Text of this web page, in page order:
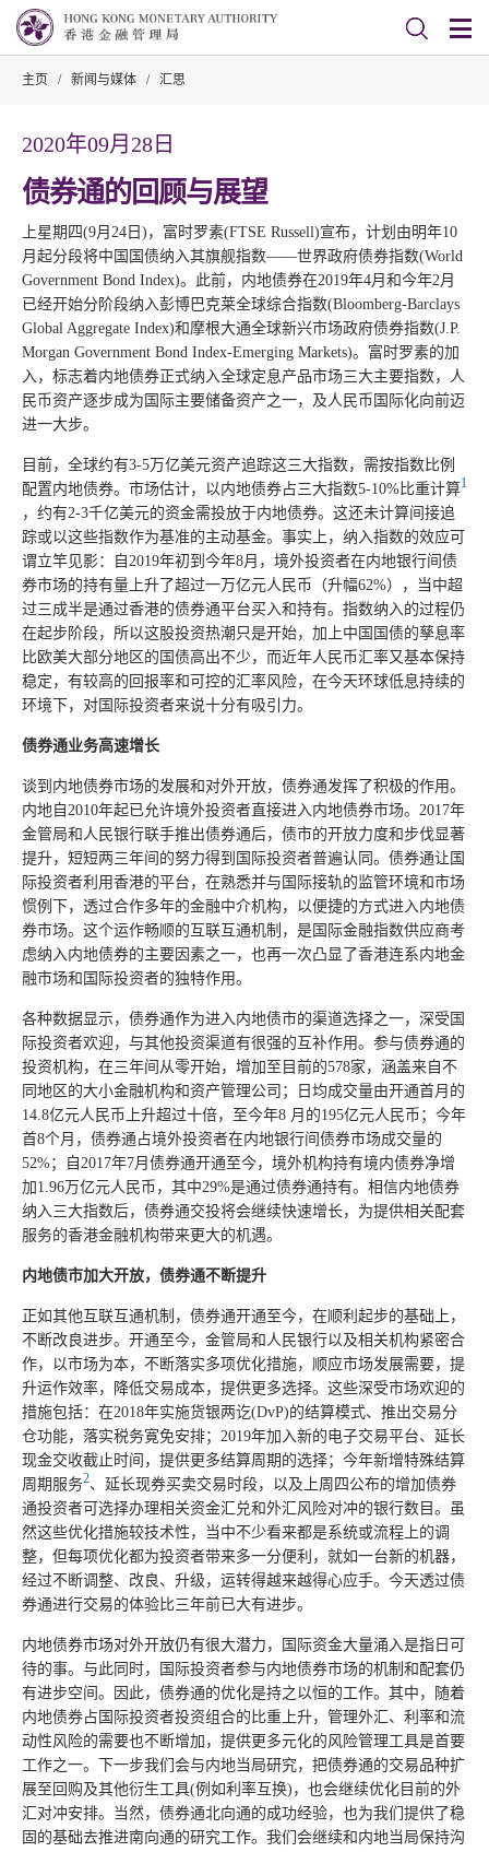
主页 / 新闻与媒体 / 汇思
2020年09月28日
债券通的回顾与展望
上星期四(9月24日)，富时罗素(FTSE Russell)宣布，计划由明年10
月起分段将中国国债纳入其旗舰指数——世界政府债券指数(World
Government Bond Index)。此前，内地债券在2019年4月和今年2月
已经开始分阶段纳入彭博巴克莱全球综合指数(Bloomberg-Barclays
Global Aggregate Index)和摩根大通全球新兴市场政府债券指数(J.P.
Morgan Government Bond Index-Emerging Markets)。富时罗素的加
入，标志着内地债券正式纳入全球定息产品市场三大主要指数，人
民币资产逐步成为国际主要储备资产之一，及人民币国际化向前迈
进一大步。
目前，全球约有3-5万亿美元资产追踪这三大指数，需按指数比例
配置内地债券。市场估计，以内地债券占三大指数5-10%比重计算1
，约有2-3千亿美元的资金需投放于内地债券。这还未计算间接追
踪或以这些指数作为基准的主动基金。事实上，纳入指数的效应可
谓立竿见影：自2019年初到今年8月，境外投资者在内地银行间债
券市场的持有量上升了超过一万亿元人民币（升幅62%），当中超
过三成半是通过香港的债券通平台买入和持有。指数纳入的过程仍
在起步阶段，所以这股投资热潮只是开始，加上中国国债的孳息率
比欧美大部分地区的国债高出不少，而近年人民币汇率又基本保持
稳定，有较高的回报率和可控的汇率风险，在今天环球低息持续的
环境下，对国际投资者来说十分有吸引力。
债券通业务高速增长
谈到内地债券市场的发展和对外开放，债券通发挥了积极的作用。
内地自2010年起已允许境外投资者直接进入内地债券市场。2017年
金管局和人民银行联手推出债券通后，债市的开放力度和步伐显著
提升，短短两三年间的努力得到国际投资者普遍认同。债券通让国
际投资者利用香港的平台，在熟悉并与国际接轨的监管环境和市场
惯例下，透过合作多年的金融中介机构，以便捷的方式进入内地债
券市场。这个运作畅顺的互联互通机制，是国际金融指数供应商考
虑纳入内地债券的主要因素之一，也再一次凸显了香港连系内地金
融市场和国际投资者的独特作用。
各种数据显示，债券通作为进入内地债市的渠道选择之一，深受国
际投资者欢迎，与其他投资渠道有很强的互补作用。参与债券通的
投资机构，在三年间从零开始，增加至目前的578家，涵盖来自不
同地区的大小金融机构和资产管理公司；日均成交量由开通首月的
14.8亿元人民币上升超过十倍，至今年8 月的195亿元人民币；今年
首8个月，债券通占境外投资者在内地银行间债券市场成交量的
52%；自2017年7月债券通开通至今，境外机构持有境内债券净增
加1.96万亿元人民币，其中29%是通过债券通持有。相信内地债券
纳入三大指数后，债券通交投将会继续快速增长，为提供相关配套
服务的香港金融机构带来更大的机遇。
内地债市加大开放，债券通不断提升
正如其他互联互通机制，债券通开通至今，在顺利起步的基础上，
不断改良进步。开通至今，金管局和人民银行以及相关机构紧密合
作，以市场为本，不断落实多项优化措施，顺应市场发展需要，提
升运作效率，降低交易成本，提供更多选择。这些深受市场欢迎的
措施包括：在2018年实施货银两讫(DvP)的结算模式、推出交易分
仓功能，落实税务寛免安排；2019年加入新的电子交易平台、延长
现金交收截止时间，提供更多结算周期的选择；今年新增特殊结算
周期服务2、延长现券买卖交易时段，以及上周四公布的增加债券
通投资者可选择办理相关资金汇兑和外汇风险对冲的银行数目。虽
然这些优化措施较技术性，当中不少看来都是系统或流程上的调
整，但每项优化都为投资者带来多一分便利，就如一台新的机器，
经过不断调整、改良、升级，运转得越来越得心应手。今天透过债
券通进行交易的体验比三年前已大有进步。
内地债券市场对外开放仍有很大潜力，国际资金大量涌入是指日可
待的事。与此同时，国际投资者参与内地债券市场的机制和配套仍
有进步空间。因此，债券通的优化是持之以恒的工作。其中，随着
内地债券占国际投资者投资组合的比重上升，管理外汇、利率和流
动性风险的需要也不断增加，提供更多元化的风险管理工具是首要
工作之一。下一步我们会与内地当局研究，把债券通的交易品种扩
展至回购及其他衍生工具(例如利率互换)，也会继续优化目前的外
汇对冲安排。当然，债券通北向通的成功经验，也为我们提供了稳
固的基础去推进南向通的研究工作。我们会继续和内地当局保持沟